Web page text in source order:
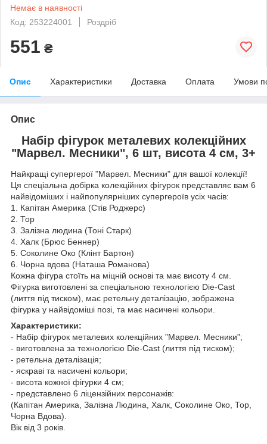
Немає в наявності
Код: 253224001
Роздріб
551 ₴
Опис Характеристики Доставка Оплата Умови
Опис
Набiр фiгyрок металевих колекцiйних
"Марвел. Месники", 6 шт, висота 4 см, 3+
Найкращі супергерої "Марвел. Месники" для вашої колекції!
Ця спеціальна добірка колекційних фігурок представляє вам 6
найвідоміших і найпопулярніших супергероїв усіх часів:
1. Капітан Америка (Стів Роджерс)
2. Тор
3. Залізна людина (Тоні Старк)
4. Халк (Брюс Беннер)
5. Соколине Око (Клінт Бартон)
6. Чорна вдова (Наташа Романова)
Кожна фігура стоїть на міцній основі та має висоту 4 см.
Фігурка виготовлені за спеціальною технологією Die-Cast
(лиття під тиском), має ретельну деталізацію, зображена
фігурка у найвідоміші позі, та має насичені кольори.
Характеристики:
- Набiр фiгyрок металевих колекцiйних "Марвел. Месники";
- виготовлена за технологією Die-Cast (лиття під тиском);
- ретельна деталізація;
- яскраві та насичені кольори;
- висота кожної фігурки 4 см;
- представлено 6 ліцензійних персонажів:
(Капітан Америка, Залізна Людина, Халк, Соколине Око, Тор,
Чорна Вдова).
Вік від 3 років.